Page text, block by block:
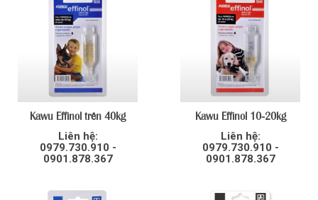
Kawu Effinol trên 40kg
Liên hệ:
0979.730.910 -
0901.878.367
Kawu Effinol 10-20kg
Liên hệ:
0979.730.910 -
0901.878.367